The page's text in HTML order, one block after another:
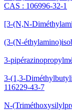
CAS : 106996-32-1
[3-(N,N-
(3-(N-
3-
3-(1,3-
116229-43-7
N-